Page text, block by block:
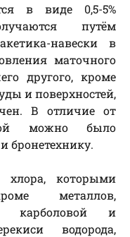
в виде 0,5-5%
путём
навески в
маточного
другого, кроме
и поверхностей,
В отличие от
можно было
бронетехнику.
хлора, которыми
металлов,
карболовой и
водорода,